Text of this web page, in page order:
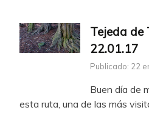
Tejeda de
22.01.17
Publicado: 22
Buen día de
esta ruta, una de las más